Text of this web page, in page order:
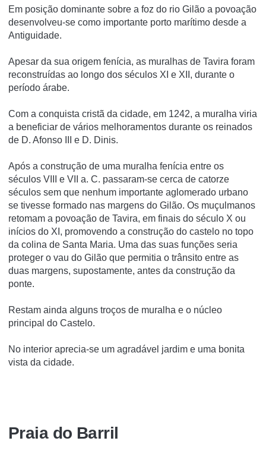
Em posição dominante sobre a foz do rio Gilão a povoação
desenvolveu-se como importante porto marí­timo desde a
Antiguidade.
Apesar da sua origem fenícia, as muralhas de Tavira foram
reconstruídas ao longo dos séculos XI e XII, durante o
período árabe.
Com a conquista cristã da cidade, em 1242, a muralha viria
a beneficiar de vários melhoramentos durante os reinados
de D. Afonso III e D. Dinis.
Após a construção de uma muralha fenícia entre os
séculos VIII e VII a. C. passaram-se cerca de catorze
séculos sem que nenhum importante aglomerado urbano
se tivesse formado nas margens do Gilão. Os muçulmanos
retomam a povoação de Tavira, em finais do século X ou
inícios do XI, promovendo a construção do castelo no topo
da colina de Santa Maria. Uma das suas funções seria
proteger o vau do Gilão que permitia o trânsito entre as
duas margens, supostamente, antes da construção da
ponte.
Restam ainda alguns troços de muralha e o núcleo
principal do Castelo.
No interior aprecia-se um agradável jardim e uma bonita
vista da cidade.
Praia do Barril